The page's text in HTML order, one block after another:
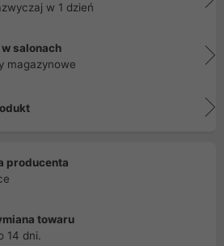
w 1 dzień
salonach
magazynowe
producenta
towaru
14 dni.